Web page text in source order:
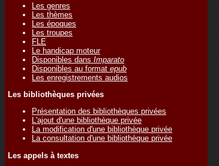
Les genres
Les thèmes
Les époques
Les troupes
FLE
Le handicap moteur
Disponibles dans Imparato
Disponibles au format epub
Les enregistrements audios
Les bibliothèques privées
Présentation des bibliothèques privées
L'ajout d'une bibliothèque privée
La modification d'une bibliothèque privée
La consultation d'une bibliothèque privée
Les appels à textes